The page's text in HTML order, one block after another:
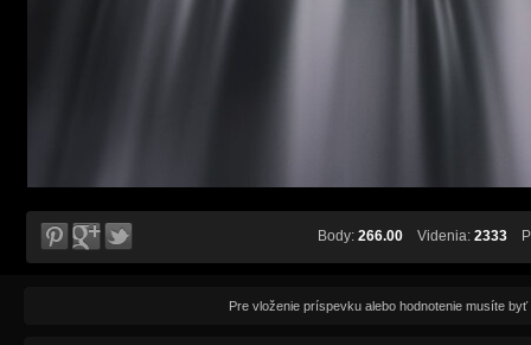
Body: 266.00 Videnia: 2333
Pre vloženie príspevku alebo hodnotenie musíte byť